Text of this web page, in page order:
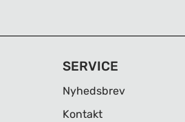
SERVICE
Nyhedsbrev
Kontakt